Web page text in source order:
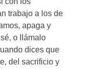
trabajo a los de
apaga y
o llámalo
dices que
del sacrificio y